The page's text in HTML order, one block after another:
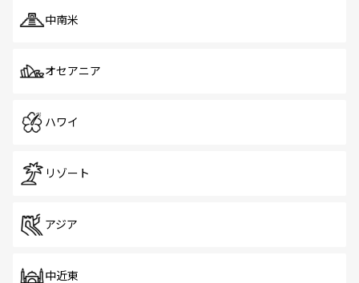
中南米
オセアニア
ハワイ
リゾート
アジア
中近東